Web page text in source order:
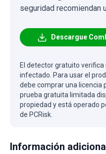
seguridad recomiendan
Descargue
El detector gratuito
infectado. Para usar el
debe comprar una licencia
prueba gratuita limitada
propiedad y está operado
de PCRisk.
Información